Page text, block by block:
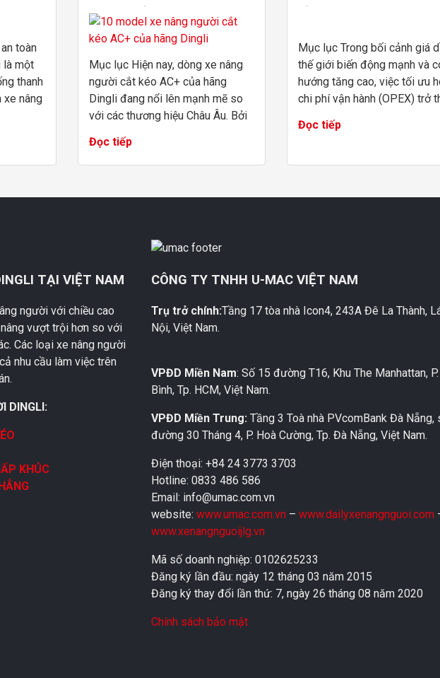
toàn
là một
thanh
xe nâng
...
từ 8m đến 16m
Mục lục Hiện nay, dòng xe nâng
người cắt kéo AC+ của hãng
Dingli đang nổi lên mạnh mẽ so
với các thương hiệu Châu Âu. Bởi
công nghiệp đòi hỏi tiến độ gắt
gao, việc lựa...
Đọc tiếp
Mục lục Trong bối cảnh giá
thế giới biến động mạnh và
hướng tăng cao, việc tối ưu
chi phí vận hành (OPEX) trở
thi công. Boom Lift điện
Đọc tiếp
TẠI VIỆT NAM
người với chiều cao
vượt trội hơn so với
Các loại xe nâng người
nhu cầu làm việc trên
DINGLI:
KHÚC
CÔNG TY TNHH U-MAC VIỆT NAM
Trụ trở chính:Tầng 17 tòa nhà Icon4, 243A Đê La Thành,
Nội, Việt Nam.
VPĐD Miền Nam: Số 15 đường T16, Khu The Manhattan,
Bình, Tp. HCM, Việt Nam.
VPĐD Miền Trung: Tầng 3 Toà nhà PVcomBank Đà Nẵng,
đường 30 Tháng 4, P. Hoà Cường, Tp. Đà Nẵng, Việt Nam.
Điện thoại: +84 24 3773 3703
Hotline: 0833 486 586
Email: info@umac.com.vn
website: www.umac.com.vn – www.dailyxenangnguoi.com
www.xenangnguoijlg.vn
Mã số doanh nghiệp: 0102625233
Đăng ký lần đầu: ngày 12 tháng 03 năm 2015
Đăng ký thay đổi lần thứ: 7, ngày 26 tháng 08 năm 2020
Chính sách bảo mật